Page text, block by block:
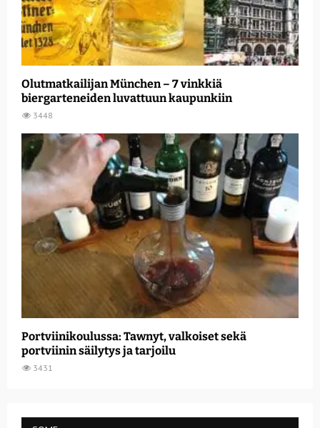
Olutmatkailijan München – 7 vinkkiä
biergarteneiden luvattuun kaupunkiin
3448
Portviinikoulussa: Tawnyt, valkoiset sekä
portviinin säilytys ja tarjoilu
3431